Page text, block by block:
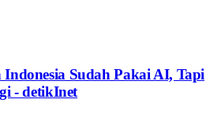
Sudah Pakai AI, Tapi
- detikInet